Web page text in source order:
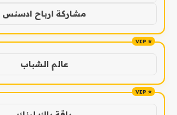
مشاركة ارباح ادسنس
عالم الشباب